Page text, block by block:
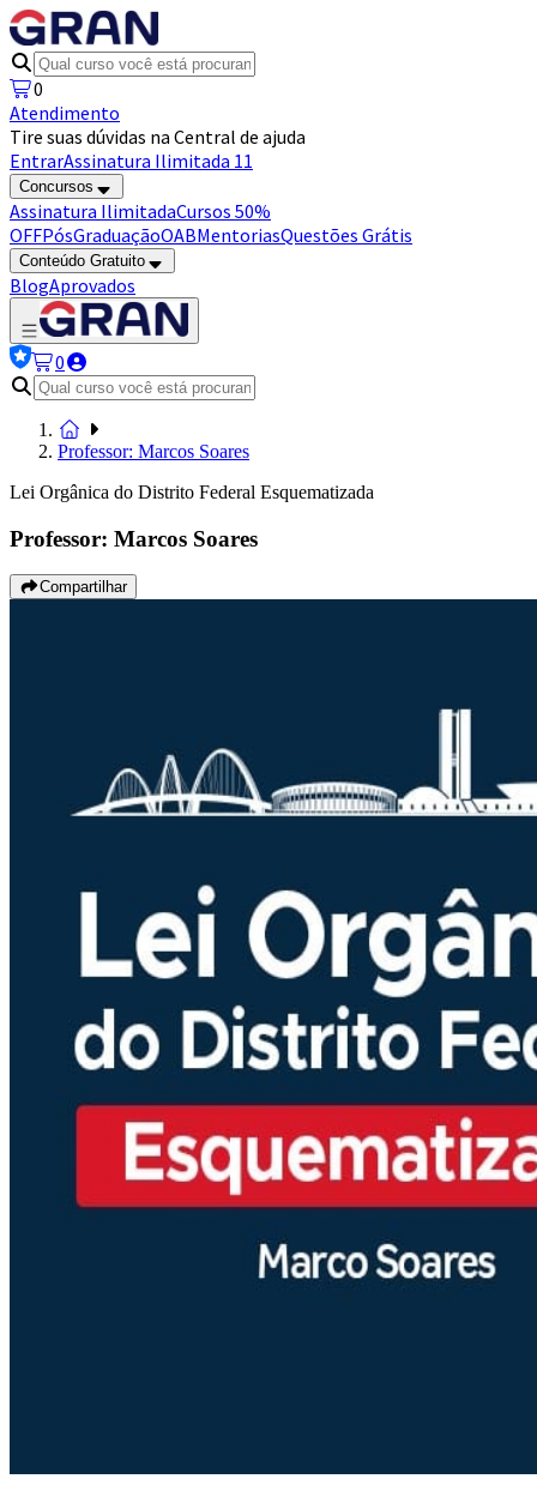
0
Atendimento
Tire suas dúvidas na Central de ajuda
EntrarAssinatura Ilimitada 11
Concursos
Assinatura IlimitadaCursos 50%
OFFPósGraduaçãoOABMentoriasQuestões Grátis
Conteúdo Gratuito
BlogAprovados
0
Professor: Marcos Soares
Lei Orgânica do Distrito Federal Esquematizada
Professor: Marcos Soares
Compartilhar